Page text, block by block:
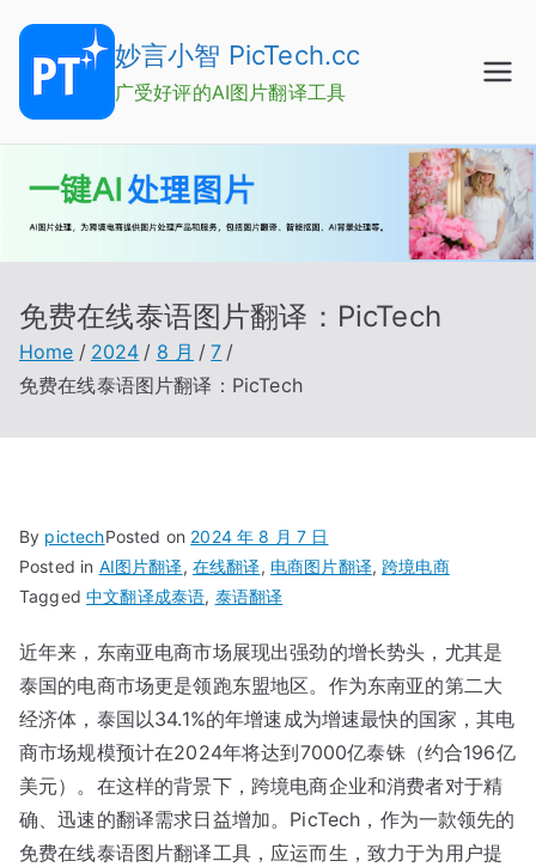
content
妙言小智 PicTech.cc
广受好评的AI图片翻译工具
免费在线泰语图片翻译：PicTech
Home 2024 8 月
7
免费在线泰语图片翻译：PicTech
By pictechPosted on 2024 年 8 月 7 日
Posted in AI图片翻译, 在线翻译, 电商图片翻译,跨境电商
Tagged中文翻译成泰语, 泰语翻译
近年来，东南亚电商市场展现出强劲的增长势头，尤其是
泰国的电商市场更是领跑东盟地区。作为东南亚的第二大
经济体，泰国以34.1%的年增速成为增速最快的国家，其电
商市场规模预计在2024年将达到7000亿泰铢（约合196亿
美元）。在这样的背景下，跨境电商企业和消费者对于精
确、迅速的翻译需求日益增加。PicTech，作为一款领先的
免费在线泰语图片翻译工具，应运而生，致力于为用户提